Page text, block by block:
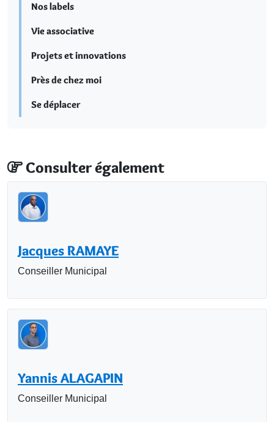
Nos labels
Vie associative
Projets et innovations
Près de chez moi
Se déplacer
Consulter également
Jacques RAMAYE
Conseiller Municipal
Yannis ALAGAPIN
Conseiller Municipal